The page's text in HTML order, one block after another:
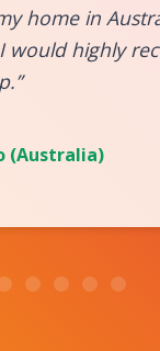
home in
would highly
(Australia)